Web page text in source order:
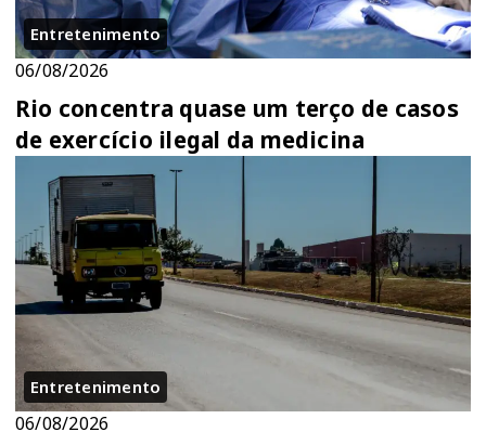
Entretenimento
06/08/2026
Rio concentra quase um terço de casos
de exercício ilegal da medicina
Entretenimento
06/08/2026